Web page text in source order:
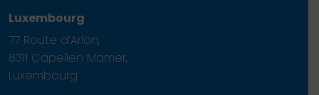
Luxembourg
77 Route d’Arlon,
8311 Capellen Mamer,
Luxembourg